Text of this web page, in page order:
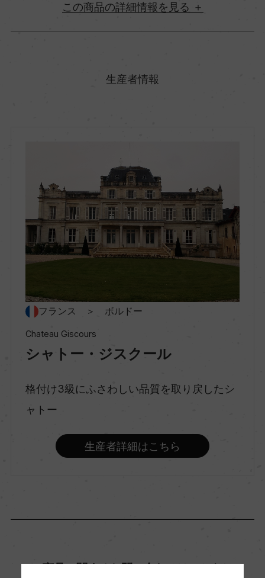
詳細情報
オー・メドック
スティルワイン
味わい
品種（原材料）
カベルネ・ソーヴィニヨン/メルロー
生産者情報
フランス ＞ ボルドー
Chateau Giscours
シャトー・ジスクール
格付け3級にふさわしい品質を取り戻したシ
ャトー
生産者詳細はこちら
商品に関するお問い合わせはこちら